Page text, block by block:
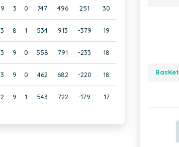
9 3 0 747 496 251 30
3 8 1 534 913 -379 19
3 9 0 558 791 -233 18
3 9 0 462 682 -220 18
2 9 1 543 722 -179 17